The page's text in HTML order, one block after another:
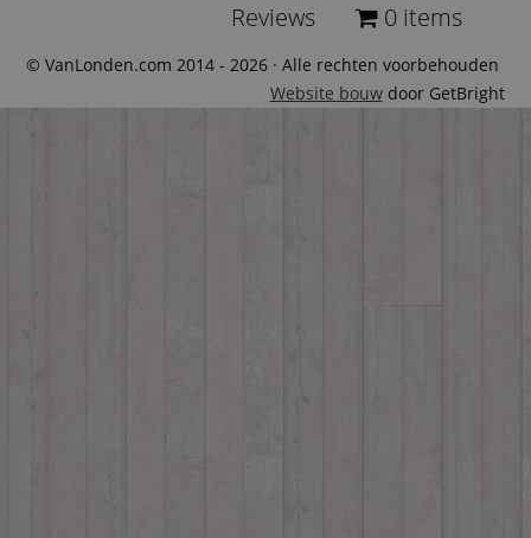
Reviews 0 items
© VanLonden.com 2014 - 2026 · Alle rechten voorbehouden
Website bouwdoor GetBright